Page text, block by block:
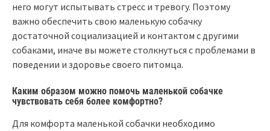
него могут испытывать стресс и тревогу. Поэтому
важно обеспечить свою маленькую собачку
достаточной социализацией и контактом с другими
собаками, иначе вы можете столкнуться с проблемами в
поведении и здоровье своего питомца.
Каким образом можно помочь маленькой собачке
чувствовать себя более комфортно?
Для комфорта маленькой собачки необходимо